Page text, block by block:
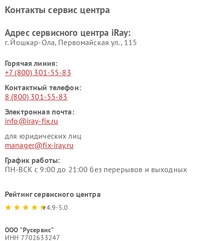
Контакты сервис центра
Адрес сервисного центра iRay:
г. Йошкар-Ола, Первомайская ул., 115
Горячая линия:
+7 (800) 301-55-83
Контактный телефон:
8 (800) 301-55-83
Электронная почта:
info@iray-fix.ru
для юридических лиц
manager@fix-iray.ru
График работы:
ПН-ВСК с 9:00 до 21:00 без перерывов и выходных
Рейтинг сервисного центра
4.9-5.0
ООО "Русервис"
ИНН 7702633247